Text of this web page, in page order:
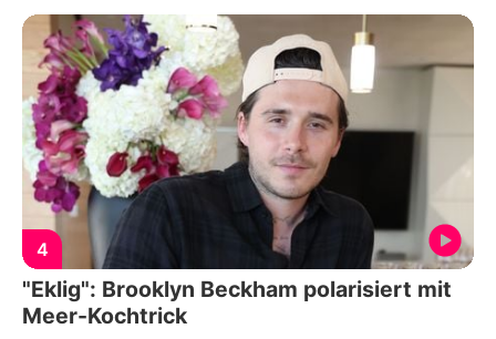
4
"Eklig": Brooklyn Beckham polarisiert mit
Meer-Kochtrick